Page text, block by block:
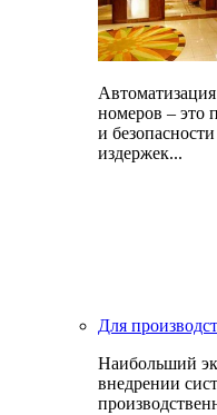
номеров – это
и
издержек...
Для
Наибольший
внедрении